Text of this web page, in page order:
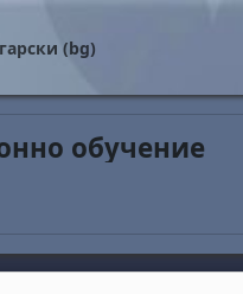
‎(bg)‎
обучение